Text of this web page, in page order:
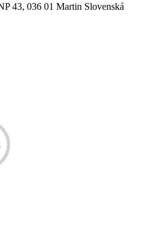
43, 036 01 Martin Slovenská